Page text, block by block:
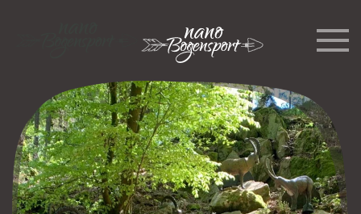
Skip to main content